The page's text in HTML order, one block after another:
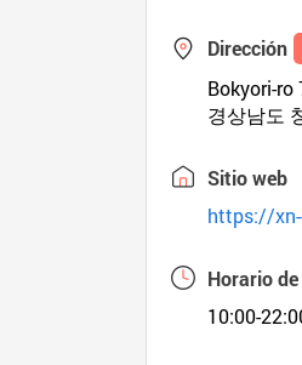
Dirección
Bokyori-ro
경상남도
Sitio web
https://
Horario
10:00-